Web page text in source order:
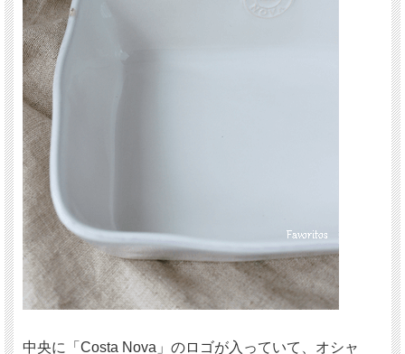
中央に「Costa Nova」のロゴが入っていて、オシャ